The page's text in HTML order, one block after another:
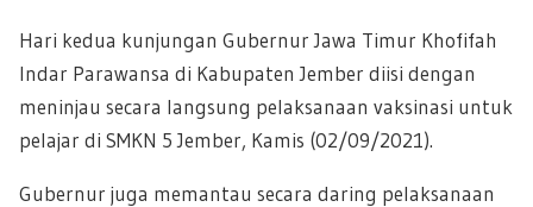
Hari kedua kunjungan Gubernur Jawa Timur Khofifah
Indar Parawansa di Kabupaten Jember diisi dengan
meninjau secara langsung pelaksanaan vaksinasi untuk
pelajar di SMKN 5 Jember, Kamis (02/09/2021).
Gubernur juga memantau secara daring pelaksanaan